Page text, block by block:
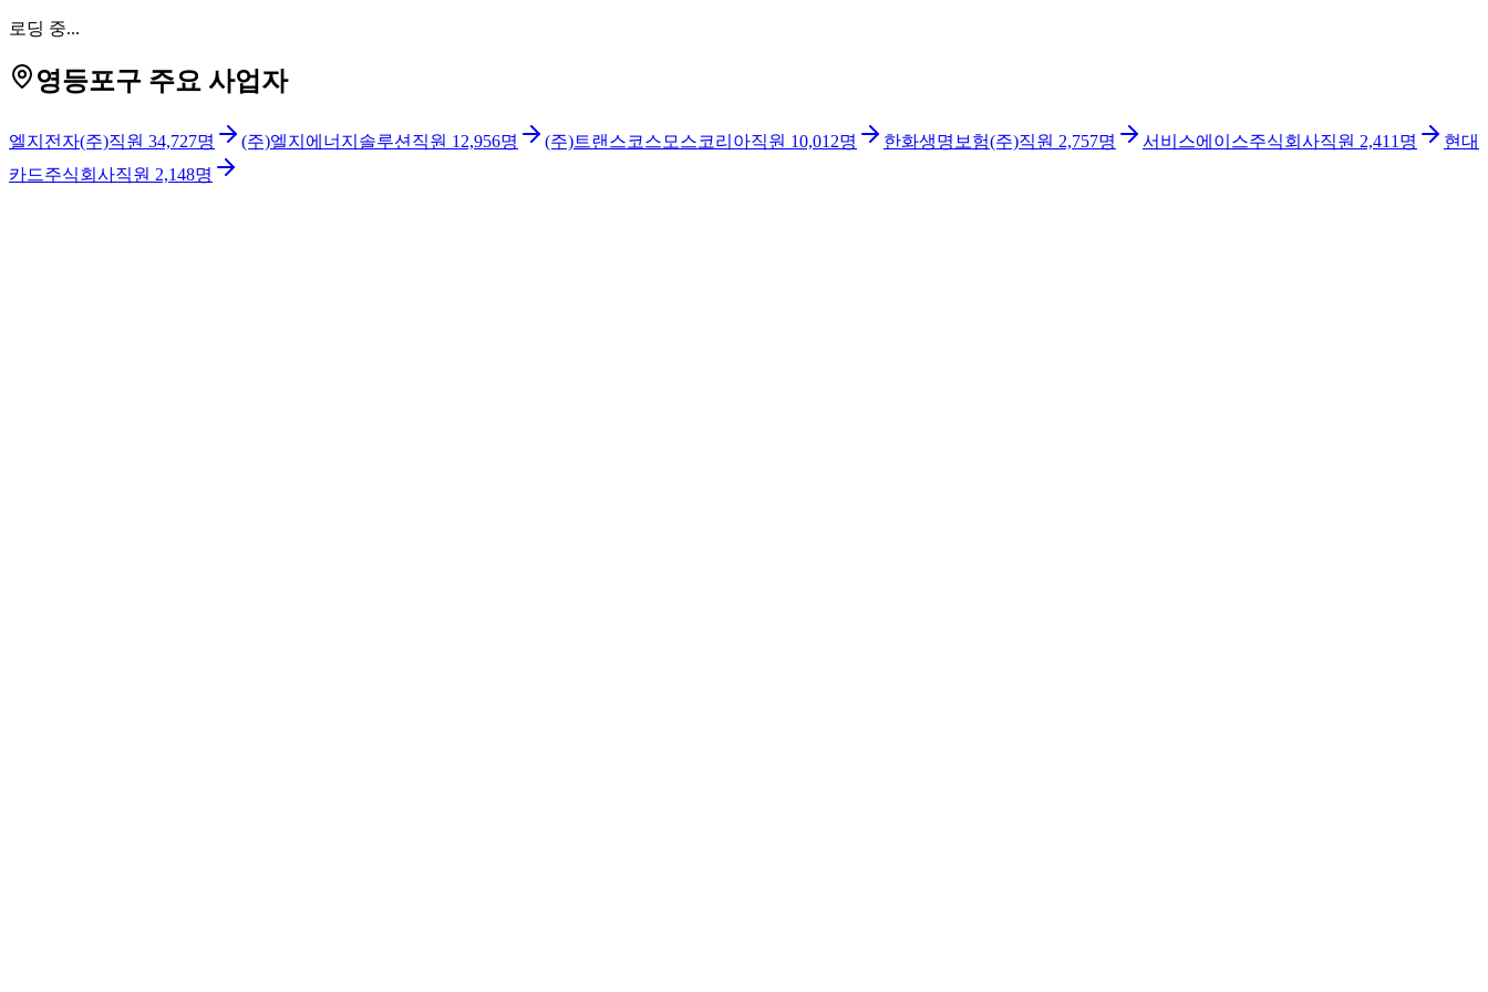
로딩 중...
영등포구 주요 사업자
엘지전자(주)직원 34,727명 (주)엘지에너지솔루션 직원 12,956명 (주)트랜스코스모스코리아직원 10,012명 한화생명보험(주)직원 2,757명 서비스에이스주식회사직원 2,411 명
현대
카드주식회사직원 2,148명